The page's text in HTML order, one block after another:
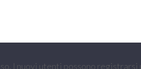
I nuovi utenti possono